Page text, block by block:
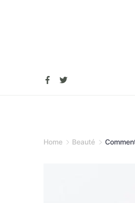
Home Beauté